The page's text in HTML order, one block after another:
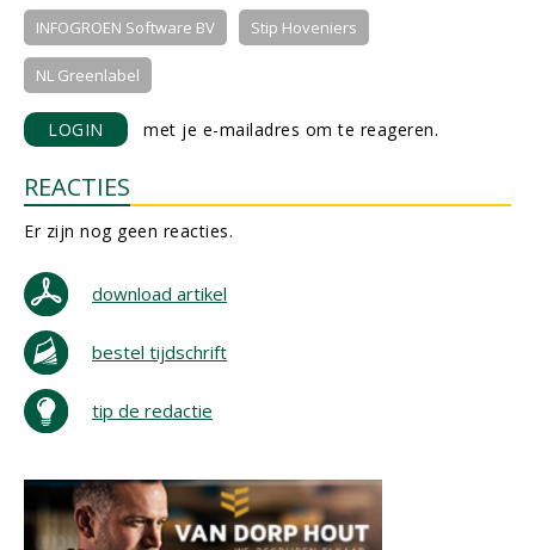
INFOGROEN Software BV Stip Hoveniers
NL Greenlabel
LOGIN met je e-mailadres om te reageren.
REACTIES
Er zijn nog geen reacties.
download artikel
bestel tijdschrift
tip de redactie